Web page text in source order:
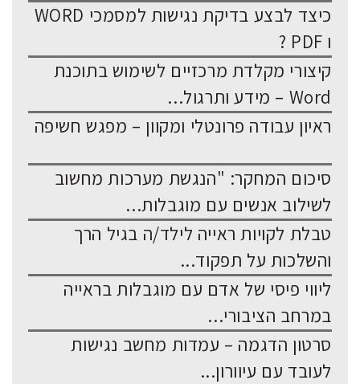
כיצד לבצע בדיקת נגישות למסמכי WORD
ו PDF ?
קיצורי מקלדת מרכזיים לשימוש בתוכנת
Word – מידע ותרגול...
ראיון עבודה פרונטלי ומקוון – מפגש חשיפה
סיכום המחקר: "הנגשת מערכות מחשוב
לשילוב אנשים עם מוגבלות...
טבלת לקויות ראייה לילד/ה בגיל הרך
והשלכות על תפקוד...
ליווי פיסי של אדם עם מוגבלות בראייה
במרחב הציבורי...
סרטון הדגמה – עמדות מחשב נגישות
לעובד עם עיוורון...